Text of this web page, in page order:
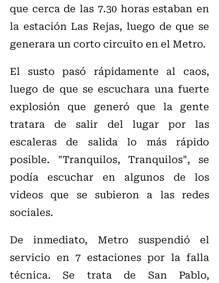
que cerca de las 7.30 horas estaban en
la estación Las Rejas, luego de que se
generara un corto circuito en el Metro.
El susto pasó rápidamente al caos,
luego de que se escuchara una fuerte
explosión que generó que la gente
tratara de salir del lugar por las
escaleras de salida lo más rápido
posible. "Tranquilos, Tranquilos", se
podía escuchar en algunos de los
videos que se subieron a las redes
sociales.
De inmediato, Metro suspendió el
servicio en 7 estaciones por la falla
técnica. Se trata de San Pablo,